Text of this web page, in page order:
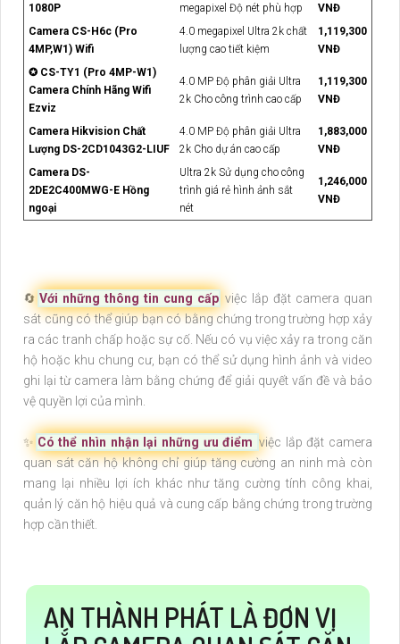
1080P
megapixel Độ nét phù hợp
VNĐ
Camera CS-H6c (Pro
4MP,W1) Wifi
4.0 megapixel Ultra 2k chất
lượng cao tiết kiệm
1,119,300
VNĐ
✪ CS-TY1 (Pro 4MP-W1)
Camera Chính Hãng Wifi
Ezviz
4.0 MP Độ phân giải Ultra
2k Cho công trình cao cấp
1,119,300
VNĐ
Camera Hikvision Chất
Lượng DS-2CD1043G2-LIUF
4.0 MP Độ phân giải Ultra
2k Cho dự án cao cấp
1,883,000
VNĐ
Camera DS-
2DE2C400MWG-E Hồng
ngoại
Ultra 2k Sử dụng cho công
trình giá rẻ hình ảnh sắt
nét
1,246,000
VNĐ
🔄 Với những thông tin cung cấp việc lắp đặt camera quan
sát cũng có thể giúp bạn có bằng chứng trong trường hợp xảy
ra các tranh chấp hoặc sự cố. Nếu có vụ việc xảy ra trong căn
hộ hoặc khu chung cư, bạn có thể sử dụng hình ảnh và video
ghi lại từ camera làm bằng chứng để giải quyết vấn đề và bảo
vệ quyền lợi của mình.
✨ Có thể nhìn nhận lại những ưu điểm việc lắp đặt camera
quan sát căn hộ không chỉ giúp tăng cường an ninh mà còn
mang lại nhiều lợi ích khác như tăng cường tính công khai,
quản lý căn hộ hiệu quả và cung cấp bằng chứng trong trường
hợp cần thiết.
AN THÀNH PHÁT LÀ ĐƠN VỊ